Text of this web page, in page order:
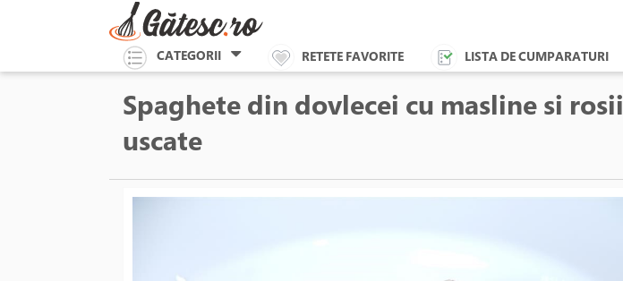
CATEGORII RETETE FAVORITE LISTA DE CUMPARATURI
Spaghete din dovlecei cu masline si rosii
uscate